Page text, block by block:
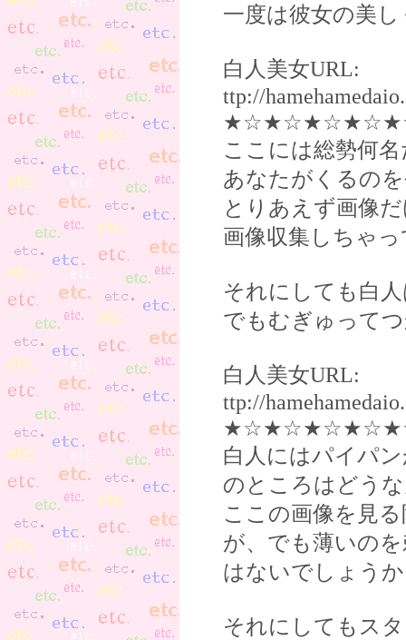
一度は彼女の美
白人美女URL:
ttp://
ここには総勢何
あなたがくるの
とりあえず画像
画像収集しちゃ
それにしても白
でもむぎゅって
白人美女URL:
ttp://
白人にはパイパ
のところはどう
ここの画像を見
が、でも薄いの
はないでしょう
それにしてもス